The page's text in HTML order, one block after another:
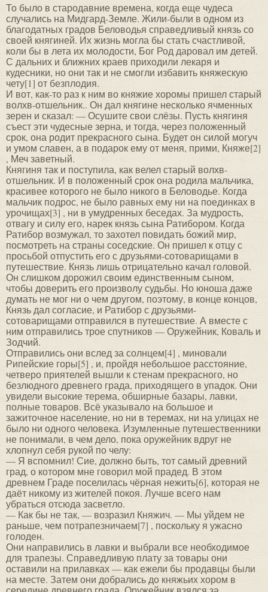
То было в стародавние времена, когда еще чудеса
случались на Мидгард-Земле. Жили-были в одном из
благодатных градов Беловодья справедливый князь со
своей княгиней. Их жизнь могла бы стать счастливой,
коли бы в лета их молодости, Бог Род даровал им детей.
С дальних и ближних краев приходили лекаря и
кудесники, но они так и не смогли избавить княжескую
чету[1] от безплодия.
И вот, как-то раз к ним во княжие хоромы пришел старый
волхв-отшельник.. Он дал княгине несколько ячменных
зерен и сказал: — Осушите свои слёзы. Пусть княгиня
съест эти чудесные зерна, и тогда, через положенный
срок, она родит прекрасного сына. Будет он силой могуч
и умом славен, а в подарок ему от меня, прими, Княже[2]
, Меч заветный.
Княгиня так и поступила, как велел старый волхв-
отшельник. И в положенный срок она родила мальчика,
красивее которого не было никого в Беловодье. Когда
мальчик подрос, не было равных ему ни на поединках в
урочищах[3] , ни в умудренных беседах. За мудрость,
отвагу и силу его, нарек князь сына Ратибором. Когда
Ратибор возмужал, то захотел повидать божий мир,
посмотреть на страны соседские. Он пришел к отцу с
просьбой отпустить его с друзьями-сотоварищами в
путешествие. Князь лишь отрицательно качал головой.
Он слишком дорожил своим единственным сыном,
чтобы доверить его произволу судьбы. Но юноша даже
думать не мог ни о чем другом, поэтому, в конце концов,
Князь дал согласие, и Ратибор с друзьями-
сотоварищами отправился в путешествие. А вместе с
ним отправились трое спутников — Оружейник, Коваль и
Зодчий.
Отправились они вслед за солнцем[4] , миновали
Рипейские горы[5] , и, пройдя небольшое расстояние,
четверо приятелей вышли к стенам прекрасного, но
безлюдного древнего града, приходящего в упадок. Они
увидели высокие терема, обширные базары, лавки,
полные товаров. Всё указывало на большое и
зажиточное население, но ни в теремах, ни на улицах не
было ни одного человека. Изумленные путешественники
не понимали, в чем дело, пока оружейник вдруг не
хлопнул себя рукой по челу:
— Я вспомнил! Сие, должно быть, тот самый древний
град, о котором мне говорил мой прадед. В этом
древнем Граде поселилась чёрная нежить[6], которая не
даёт никому из жителей покоя. Лучше всего нам
убраться отсюда засветло.
— Как бы не так, — возразил Княжич. — Мы уйдем не
раньше, чем потрапезничаем[7] , поскольку я ужасно
голоден.
Они направились в лавки и выбрали все необходимое
для трапезы. Справедливую плату за товары они
оставили на прилавках — как ежели бы продавцы были
на месте. Затем они добрались до княжьих хором в